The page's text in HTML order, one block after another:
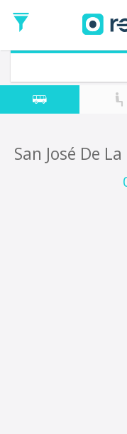
de
Ida
Vuelta
Fecha
de
San José De